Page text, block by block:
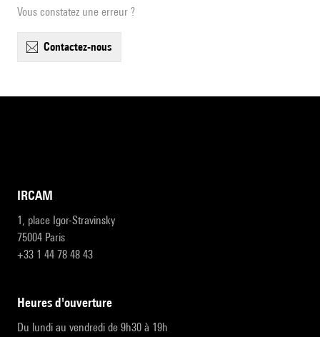
Vous constatez une erreur ?
contactez-nous
IRCAM
1, place Igor-Stravinsky
75004 Paris
+33 1 44 78 48 43
heures d'ouverture
Du lundi au vendredi de 9h30 à 19h